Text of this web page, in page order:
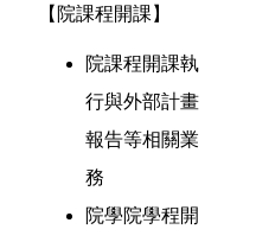
【院課程開課】
院課程開課執
行與外部計畫
報告等相關業
務
院學院學程開